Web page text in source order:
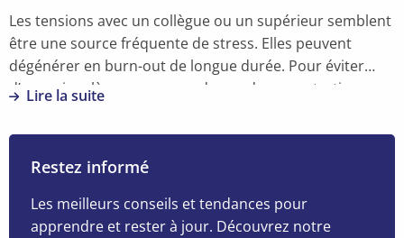
Les tensions avec un collègue ou un supérieur semblent
être une source fréquente de stress. Elles peuvent
dégénérer en burn-out de longue durée. Pour éviter
d’en arriver là, vous pouvez demander un entretien avec
explique les différentes possibilités d’intervention.
Evelien Buseyne, conseillère en prévention en aspects
psychosociaux, nous en parle.
Lire la suite
savoir
plus
Comment
faire
Restez informé
Les meilleurs conseils et tendances pour
apprendre et rester à jour. Découvrez notre